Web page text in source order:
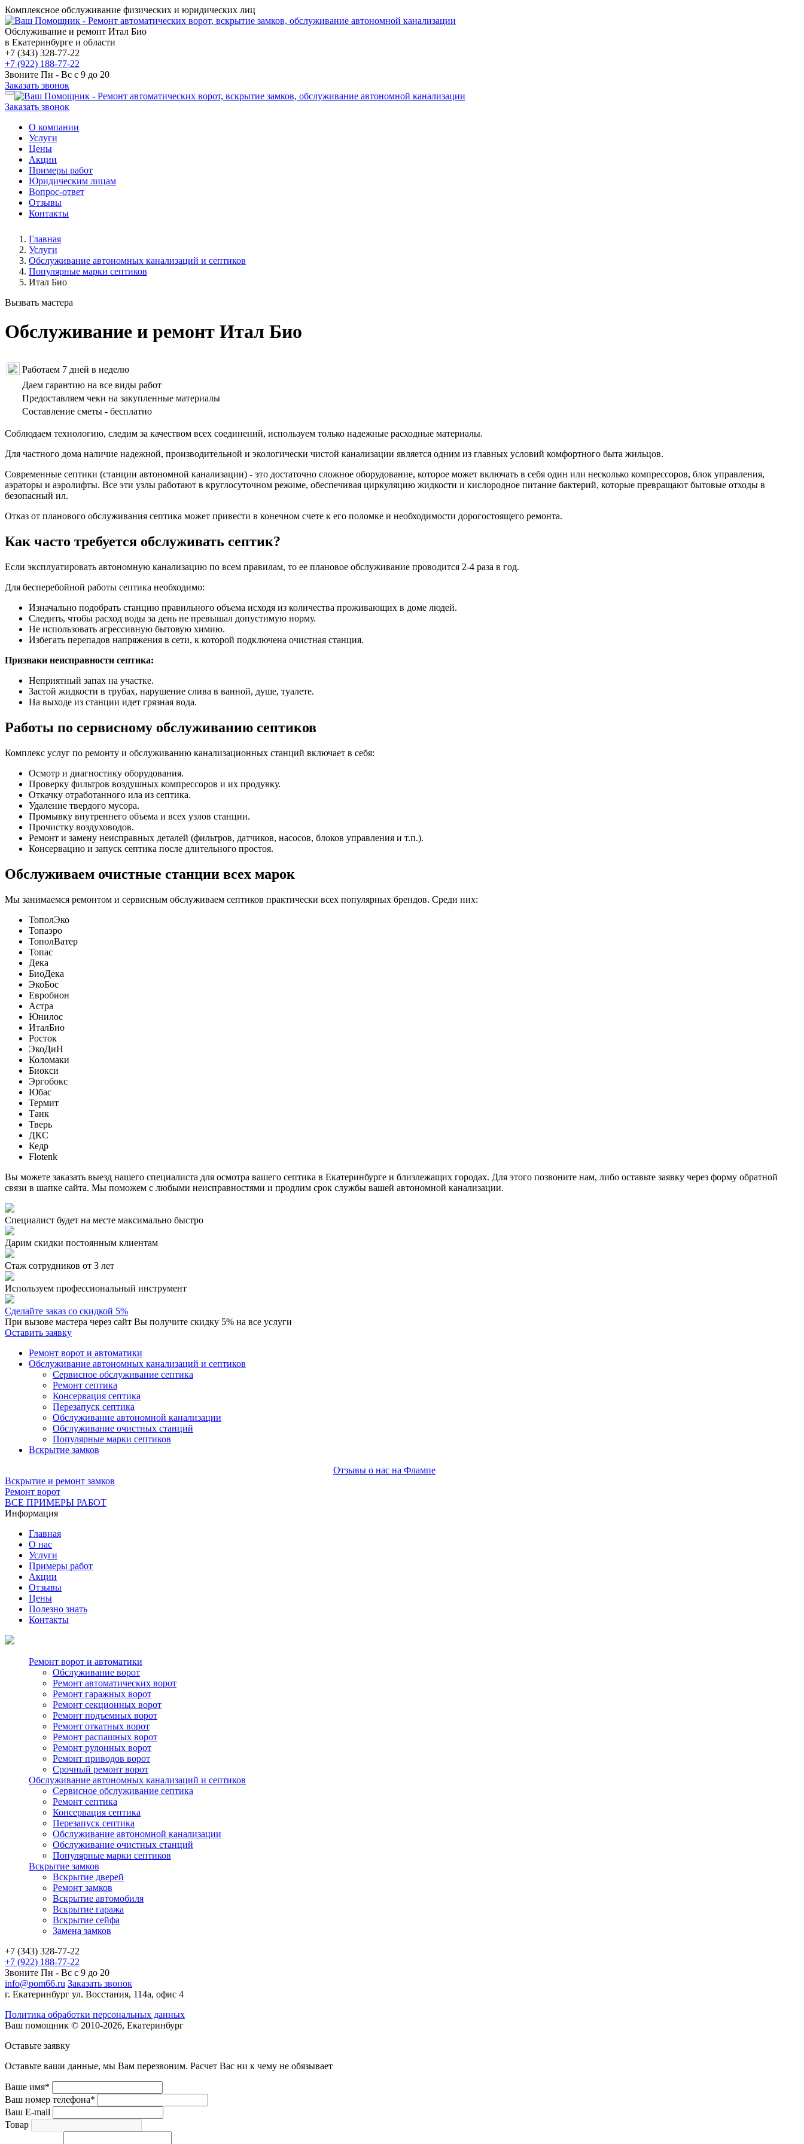
Комплексное обслуживание физических и юридических лиц
Обслуживание и ремонт Итал Био
в Екатеринбурге и области
+7 (343) 328-77-22
+7 (922) 188-77-22
Звоните Пн - Вс с 9 до 20
Заказать звонок
Заказать звонок
О компании
Услуги
Цены
Акции
Примеры работ
Юридическим лицам
Вопрос-ответ
Отзывы
Контакты
Главная
Услуги
Обслуживание автономных канализаций и септиков
Популярные марки септиков
Итал Био
Вызвать мастера
Обслуживание и ремонт Итал Био
Работаем 7 дней в неделю
Даем гарантию на все виды работ
Предоставляем чеки на закупленные материалы
Составление сметы - бесплатно
Соблюдаем технологию, следим за качеством всех соединений, используем только надежные расходные материалы.
Для частного дома наличие надежной, производительной и экологически чистой канализации является одним из главных условий комфортного быта жильцов.
Современные септики (станции автономной канализации) - это достаточно сложное оборудование, которое может включать в себя один или несколько компрессоров, блок управления,
аэраторы и аэролифты. Все эти узлы работают в круглосуточном режиме, обеспечивая циркуляцию жидкости и кислородное питание бактерий, которые превращают бытовые отходы в
безопасный ил.
Отказ от планового обслуживания септика может привести в конечном счете к его поломке и необходимости дорогостоящего ремонта.
Как часто требуется обслуживать септик?
Если эксплуатировать автономную канализацию по всем правилам, то ее плановое обслуживание проводится 2-4 раза в год.
Для бесперебойной работы септика необходимо:
Изначально подобрать станцию правильного объема исходя из количества проживающих в доме людей.
Следить, чтобы расход воды за день не превышал допустимую норму.
Не использовать агрессивную бытовую химию.
Избегать перепадов напряжения в сети, к которой подключена очистная станция.
Признаки неисправности септика:
Неприятный запах на участке.
Застой жидкости в трубах, нарушение слива в ванной, душе, туалете.
На выходе из станции идет грязная вода.
Работы по сервисному обслуживанию септиков
Комплекс услуг по ремонту и обслуживанию канализационных станций включает в себя:
Осмотр и диагностику оборудования.
Проверку фильтров воздушных компрессоров и их продувку.
Откачку отработанного ила из септика.
Удаление твердого мусора.
Промывку внутреннего объема и всех узлов станции.
Прочистку воздуховодов.
Ремонт и замену неисправных деталей (фильтров, датчиков, насосов, блоков управления и т.п.).
Консервацию и запуск септика после длительного простоя.
Обслуживаем очистные станции всех марок
Мы занимаемся ремонтом и сервисным обслуживаем септиков практически всех популярных брендов. Среди них:
ТополЭко
Топаэро
ТополВатер
Топас
Дека
БиоДека
ЭкоБос
Евробион
Астра
Юнилос
ИталБио
Росток
ЭкоДиН
Коломаки
Биокси
Эргобокс
Юбас
Термит
Танк
Тверь
ДКС
Кедр
Flotenk
Вы можете заказать выезд нашего специалиста для осмотра вашего септика в Екатеринбурге и близлежащих городах. Для этого позвоните нам, либо оставьте заявку через форму обратной
связи в шапке сайта. Мы поможем с любыми неисправностями и продлим срок службы вашей автономной канализации.
Специалист будет на месте максимально быстро
Дарим скидки постоянным клиентам
Стаж сотрудников от 3 лет
Используем профессиональный инструмент
Сделайте заказ со скидкой 5%
При вызове мастера через сайт Вы получите скидку 5% на все услуги
Оставить заявку
Ремонт ворот и автоматики
Обслуживание автономных канализаций и септиков
Сервисное обслуживание септика
Ремонт септика
Консервация септика
Перезапуск септика
Обслуживание автономной канализации
Обслуживание очистных станций
Популярные марки септиков
Вскрытие замков
Отзывы о нас на Флампе
Вскрытие и ремонт замков
Ремонт ворот
ВСЕ ПРИМЕРЫ РАБОТ
Информация
Главная
О нас
Услуги
Примеры работ
Акции
Отзывы
Цены
Полезно знать
Контакты
Ремонт ворот и автоматики
Обслуживание ворот
Ремонт автоматических ворот
Ремонт гаражных ворот
Ремонт секционных ворот
Ремонт подъемных ворот
Ремонт откатных ворот
Ремонт распашных ворот
Ремонт рулонных ворот
Ремонт приводов ворот
Срочный ремонт ворот
Обслуживание автономных канализаций и септиков
Сервисное обслуживание септика
Ремонт септика
Консервация септика
Перезапуск септика
Обслуживание автономной канализации
Обслуживание очистных станций
Популярные марки септиков
Вскрытие замков
Вскрытие дверей
Ремонт замков
Вскрытие автомобиля
Вскрытие гаража
Вскрытие сейфа
Замена замков
+7 (343) 328-77-22
+7 (922) 188-77-22
Звоните Пн - Вс с 9 до 20
info@pom66.ru Заказать звонок
г. Екатеринбург ул. Восстания, 114а, офис 4
Политика обработки персональных данных
Ваш помощник © 2010-2026, Екатеринбург
Оставьте заявку
Оставьте ваши данные, мы Вам перезвоним. Расчет Вас ни к чему не обязывает
Ваше имя*
Ваш номер телефона*
Ваш E-mail
Товар